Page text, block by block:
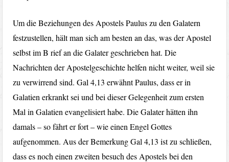
Um die Beziehungen des Apostels Paulus zu den Galatern
festzustellen, hält man sich am besten an das, was der Apostel
selbst im B rief an die Galater geschrieben hat. Die
Nachrichten der Apostelgeschichte helfen nicht weiter, weil sie
zu verwirrend sind. Gal 4,13 erwähnt Paulus, dass er in
Galatien erkrankt sei und bei dieser Gelegenheit zum ersten
Mal in Galatien evangelisiert habe. Die Galater hätten ihn
damals – so fährt er fort – wie einen Engel Gottes
aufgenommen. Aus der Bemerkung Gal 4,13 ist zu schließen,
dass es noch einen zweiten besuch des Apostels bei den